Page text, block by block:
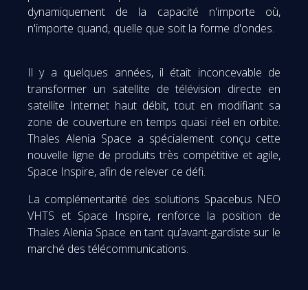
dynamiquement de la capacité n'importe où,
n'importe quand, quelle que soit la forme d'ondes.
Il y a quelques années, il était inconcevable de
transformer un satellite de télévision directe en
satellite Internet haut débit, tout en modifiant sa
zone de couverture en temps quasi réel en orbite.
Thales Alenia Space a spécialement conçu cette
nouvelle ligne de produits très compétitive et agile,
Space Inspire, afin de relever ce défi.
La complémentarité des solutions Spacebus NEO
VHTS et Space Inspire, renforce la position de
Thales Alenia Space en tant qu’avant-gardiste sur le
marché des télécommunications.